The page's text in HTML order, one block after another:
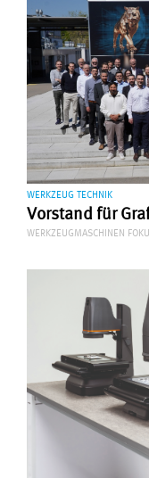
WERKZEUG TECHNIK
Vorstand für
WERKZEUGMASCHINEN